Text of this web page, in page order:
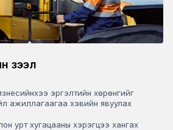
зээл
эргэлтийн хөрөнгийг
ажиллагаагаа хэвийн явуулах
урт хугацааны хэрэгцээ хангах